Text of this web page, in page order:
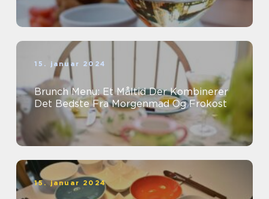
15. januar 2024
Brunch Menu: Et Måltid Der Kombinerer
Det Bedste Fra Morgenmad Og Frokost
15. januar 2024